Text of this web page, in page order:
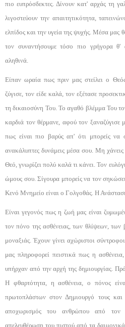
πιο ευπρόσδεκτες. Δί­νουν κατ' αρχάς τη
λιγοστεύουν την απαιτητικότητα,
ελπίδος και την υγεία της ψυχής. Μέσα
τον συναντήσουμε τόσο πιο γρήγορα θ'
αληθινά.
Είπαν ωραία πως πριν μας στείλει ο
ζύγισε, τον είδε καλά, τον εξέτασε
τη δικαιοσύνη Του. Το αγαθό βλέμμα Του
καρδιά τον θέρμανε, αφού τον ξαναζύγισε
πως είναι πιο βαρύς απ' ότι μπορείς να
ανακάλυπτες δυνάμεις μέσα σου. Μη
Θεό, γνωρίζει πολύ καλά τι κάνει. Τον
ώμους σου. Σίγουρα μπορείς να τον
Κενό Μνημείο είναι ο Γολγοθάς. Η
Είναι γεγονός πως η ζωή μας είναι
τον πόνο της ασθένειας, των θλίψεων, των
μοναξιάς. Έχουν γίνει αχώριστοι
μας πληροφορεί πειστι­κά πως η
υπήρχαν από την αρχή της δημιουργίας.
Η φθαρτότητα, η ασθέ­νεια, ο πόνος
πρωτοπλάστων στον Δημιουργό τους
αποχωρισμός του ανθρώπου α­πό τον
απελευθέρωση του πιστού από τα